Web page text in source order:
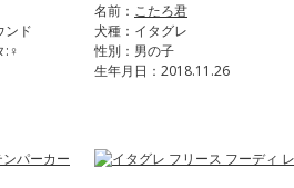
ンド
:♀
名前： こたろ君
犬種：イタグレ
性別：男の子
生年月日：2018.11.26